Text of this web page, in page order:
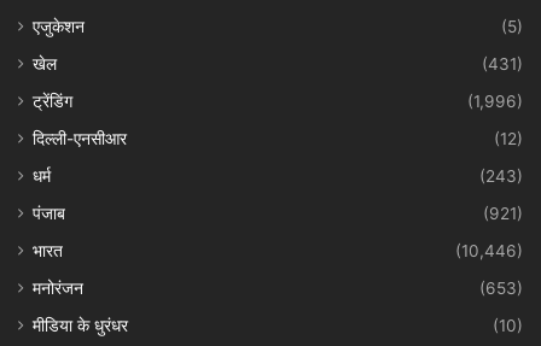
एजुकेशन
(5)
खेल
(431)
ट्रेंडिंग
(1,996)
दिल्ली-एनसीआर
(12)
धर्म
(243)
पंजाब
(921)
भारत
(10,446)
मनोरंजन
(653)
मीडिया के धुरंधर
(10)